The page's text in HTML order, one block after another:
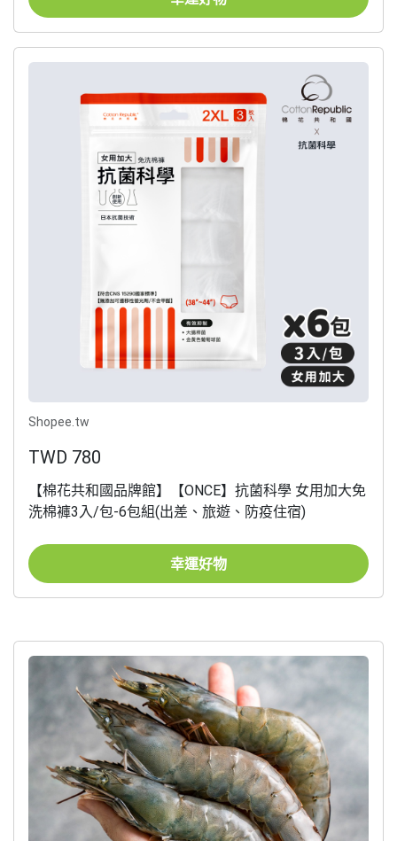
Shopee.tw
TWD 780
【棉花共和國品牌館】【ONCE】抗菌科學 女用加大免
洗棉褲3入/包-6包組(出差、旅遊、防疫住宿)
幸運好物